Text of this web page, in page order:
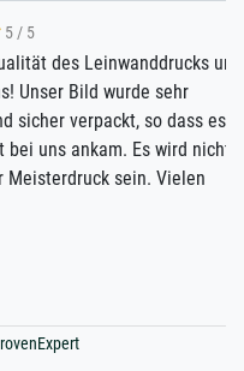
und
wurde sehr
so dass es
Es wird nicht
sein. Vielen